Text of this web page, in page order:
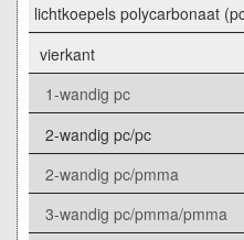
lichtkoepels polycarbonaat
vierkant
1-wandig pc
2-wandig pc/pc
2-wandig pc/pmma
3-wandig pc/pmma/pmma